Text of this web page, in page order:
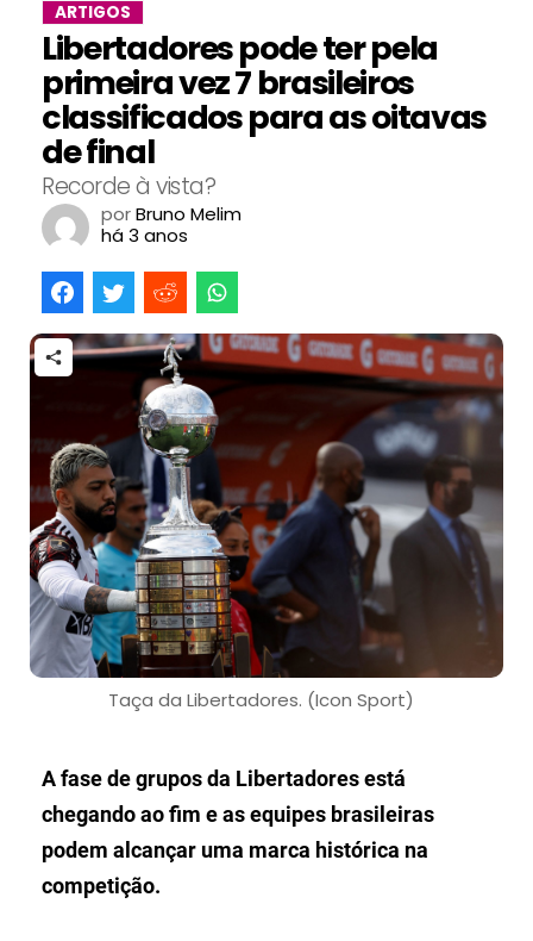
ARTIGOS
Libertadores pode ter pela
primeira vez 7 brasileiros
classificados para as oitavas
de final
Recorde à vista?
porBruno Melim
há 3 anos
Taça da Libertadores. (Icon Sport)
A fase de grupos da Libertadores está
chegando ao fim e as equipes brasileiras
podem alcançar uma marca histórica na
competição.